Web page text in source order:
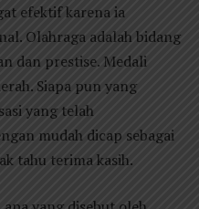
efektif karena ia
Olahraga adalah bidang
dan prestise. Medali
Siapa pun yang
yang telah
mudah dicap sebagai
tahu terima kasih.